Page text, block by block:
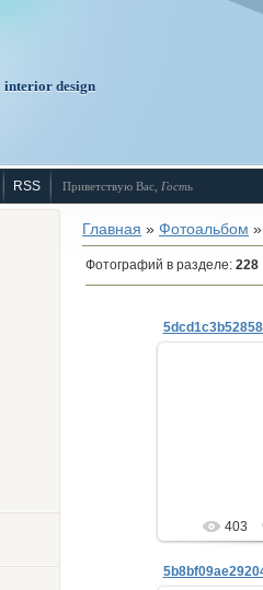
interior design
RSS Приветствую Вас Гость
Главная » Фотоальбом
Фотографий в разделе: 228
403